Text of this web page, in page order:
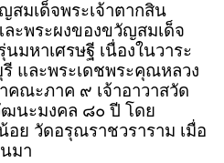
สมเด็จพระเจ้าตากสิน
ะพระผงของขวัญสมเด็จ
มหาเศรษฐี เนื่องในวาระ
และพระเดชพระคุณหลวง
คณะภาค ๙ เจ้าอาวาสวัด
นะมงคล ๘๐ ปี โดย
ย วัดอรุณราชวราราม เมื่อ
มา